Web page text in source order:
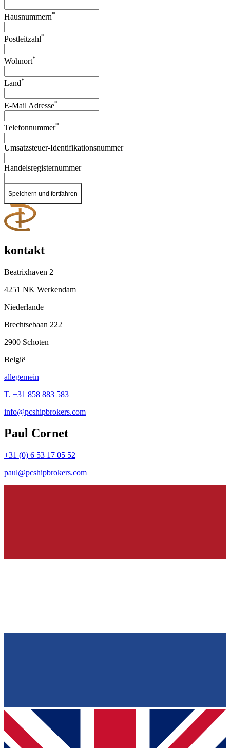
Hausnummern*
Postleitzahl*
Wohnort*
Land*
E-Mail Adresse*
Telefonnummer*
Umsatzsteuer-Identifikationsnummer
Handelsregisternummer
Speichern und fortfahren
kontakt
Beatrixhaven 2
4251 NK Werkendam
Niederlande
Brechtsebaan 222
2900 Schoten
België
allegemein
T. +31 858 883 583
info@pcshipbrokers.com
Paul Cornet
+31 (0) 6 53 17 05 52
paul@pcshipbrokers.com